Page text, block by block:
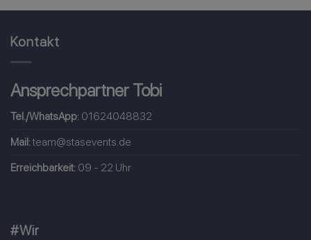
Kontakt
Ansprechpartner Tobi
Tel./WhatsApp: 01624048832
Mail:team@stasevents.de
Erreichbarkeit: 09 - 22 Uhr
#Wir